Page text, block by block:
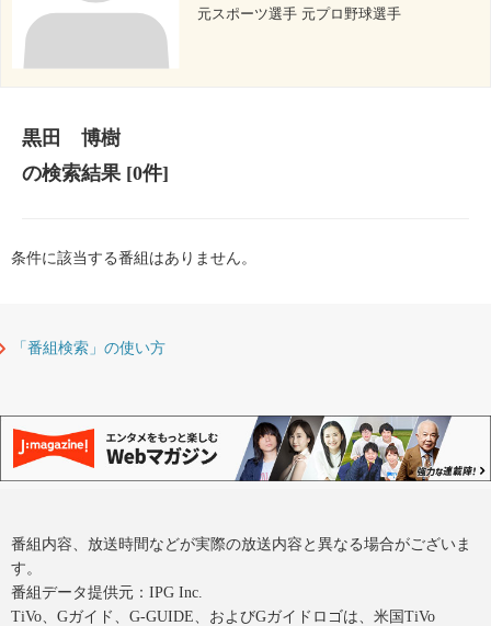
元スポーツ選手 元プロ野球選手
黒田 博樹
の検索結果[0件]
条件に該当する番組はありません。
「番組検索」の使い方
番組内容、放送時間などが実際の放送内容と異なる場合がございま
す。
番組データ提供元：IPG Inc.
TiVo、Gガイド、G-GUIDE、およびGガイドロゴは、米国TiVo